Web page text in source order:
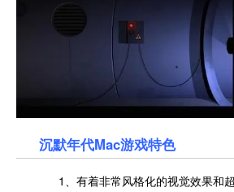
沉默年代Mac游戏特色
1、有着非常风格化的视觉效果和超